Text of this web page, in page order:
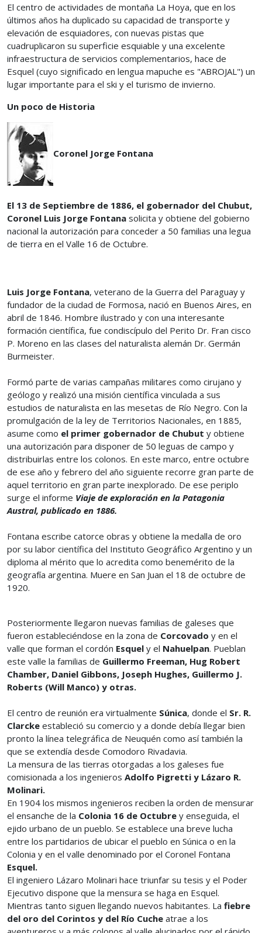
El centro de actividades de montaña La Hoya, que en los
últimos años ha duplicado su capacidad de transporte y
elevación de esquiadores, con nuevas pistas que
cuadruplicaron su superficie esquiable y una excelente
infraestructura de servicios complementarios, hace de
Esquel (cuyo significado en lengua mapuche es "ABROJAL") un
lugar importante para el ski y el turismo de invierno.
Un poco de Historia
Coronel Jorge Fontana
El 13 de Septiembre de 1886, el gobernador del Chubut,
Coronel Luis Jorge Fontana solicita y obtiene del gobierno
nacional la autorización para conceder a 50 familias una legua
de tierra en el Valle 16 de Octubre.
Luis Jorge Fontana, veterano de la Guerra del Paraguay y
fundador de la ciudad de Formosa, nació en Buenos Aires, en
abril de 1846. Hombre ilustrado y con una interesante
formación científica, fue condiscípulo del Perito Dr. Fran cisco
P. Moreno en las clases del naturalista alemán Dr. Germán
Burmeister.
Formó parte de varias campañas militares como cirujano y
geólogo y realizó una misión científica vinculada a sus
estudios de naturalista en las mesetas de Río Negro. Con la
promulgación de la ley de Territorios Nacionales, en 1885,
asume como el primer gobernador de Chubut y obtiene
una autorización para disponer de 50 leguas de campo y
distribuirlas entre los colonos. En este marco, entre octubre
de ese año y febrero del año siguiente recorre gran parte de
aquel territorio en gran parte inexplorado. De ese periplo
surge el informe Viaje de exploración en la Patagonia
Austral, publicado en 1886.
Fontana escribe catorce obras y obtiene la medalla de oro
por su labor científica del Instituto Geográfico Argentino y un
diploma al mérito que lo acredita como benemérito de la
geografía argentina. Muere en San Juan el 18 de octubre de
1920.
Posteriormente llegaron nuevas familias de galeses que
fueron estableciéndose en la zona de Corcovado y en el
valle que forman el cordón Esquel y el Nahuelpan. Pueblan
este valle la familias de Guillermo Freeman, Hug Robert
Chamber, Daniel Gibbons, Joseph Hughes, Guillermo J.
Roberts (Will Manco) y otras.
El centro de reunión era virtualmente Súnica, donde el Sr. R.
Clarcke estableció su comercio y a donde debía llegar bien
pronto la línea telegráfica de Neuquén como así también la
que se extendía desde Comodoro Rivadavia.
La mensura de las tierras otorgadas a los galeses fue
comisionada a los ingenieros Adolfo Pigretti y Lázaro R.
Molinari.
En 1904 los mismos ingenieros reciben la orden de mensurar
el ensanche de la Colonia 16 de Octubre y enseguida, el
ejido urbano de un pueblo. Se establece una breve lucha
entre los partidarios de ubicar el pueblo en Súnica o en la
Colonia y en el valle denominado por el Coronel Fontana
Esquel.
El ingeniero Lázaro Molinari hace triunfar su tesis y el Poder
Ejecutivo dispone que la mensura se haga en Esquel.
Mientras tanto siguen llegando nuevos habitantes. La fiebre
del oro del Corintos y del Río Cuche atrae a los